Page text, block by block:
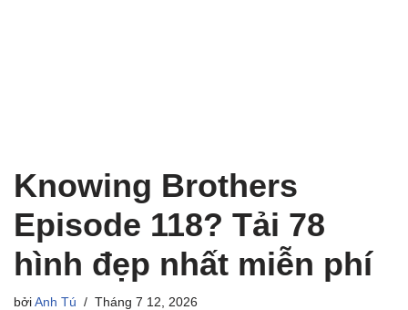
Knowing Brothers
Episode 118? Tải 78
hình đẹp nhất miễn phí
bởi Anh Tú Tháng 7 12, 2026